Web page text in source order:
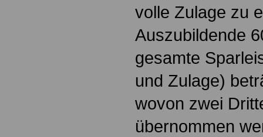
volle Zulage zu
Auszubildende
gesamte
und Zulage)
wovon zwei
übernommen